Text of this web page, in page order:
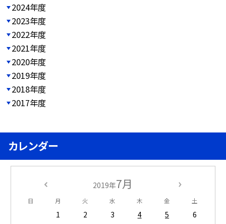
2024年度
2023年度
2022年度
2021年度
2020年度
2019年度
2018年度
2017年度
カレンダー
2019年7月
日 月 火 水 木 金 土
1 2 3 4 5 6